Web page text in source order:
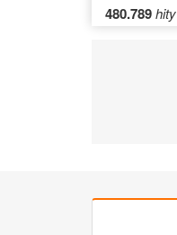
480.789hity